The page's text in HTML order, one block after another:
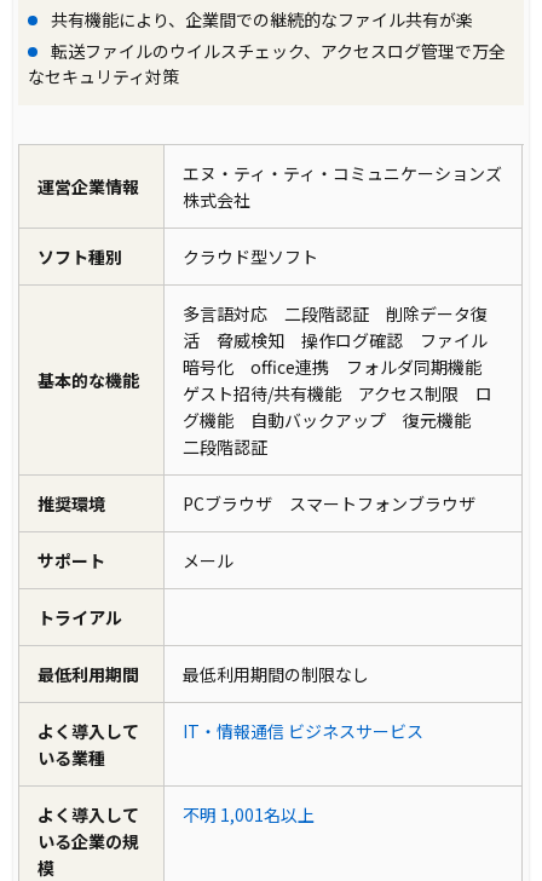
共有機能により、企業間での継続的なファイル共有が楽
転送ファイルのウイルスチェック、アクセスログ管理で万全
なセキュリティ対策
運営企業情報
エヌ・ティ・ティ・コミュニケーションズ
株式会社
ソフト種別 クラウド型ソフト
基本的な機能
多言語対応 二段階認証 削除データ復
活 脅威検知 操作ログ確認 ファイル
暗号化 office連携 フォルダ同期機能
ゲスト招待/共有機能 アクセス制限 ロ
グ機能 自動バックアップ 復元機能
二段階認証
推奨環境 PCブラウザ スマートフォンブラウザ
サポート メール
トライアル
最低利用期間 最低利用期間の制限なし
よく導入して
いる業種
IT・情報通信 ビジネスサービス
よく導入して
いる企業の規
模
不明 1,001名以上